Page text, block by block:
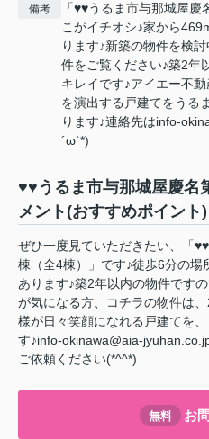
備考
「♥♥うるま市与那城屋
こがイチオシ♪家から
ります♪新築の物件を検
件をご覧ください♪築2年
キレイです♪アイエー不
を演出する戸建てをうる
ります♪連絡先はinfo-
´ω`*)
♥♥うるま市与那城屋慶名
メント(おすすめポイント)
ぜひ一度見ていただきたい、「
棟（全4棟）」です♪徒歩6分の
あります♪築2年以内の物件です
が気になる方、コチラの物件は
様が日々笑顔になれる戸建てを
す♪info-okinawa@aia-
ご依頼ください(*^^*)
無料 お